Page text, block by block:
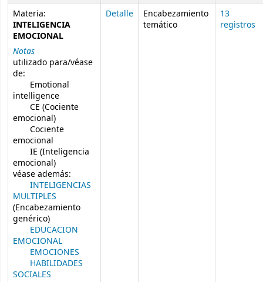
Materia:
INTELIGENCIA
EMOCIONAL
Notas
utilizado para/véase
de:
Emotional
intelligence
CE (Cociente
emocional)
Cociente
emocional
IE (Inteligencia
emocional)
véase además:
INTELIGENCIAS
MULTIPLES
(Encabezamiento
genérico)
EDUCACION
EMOCIONAL
EMOCIONES
HABILIDADES
SOCIALES
Detalle
Encabezamiento
temático
13
registros